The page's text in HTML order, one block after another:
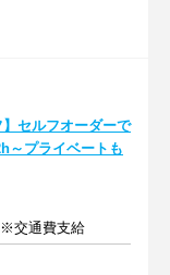
】セルフオーダーで
～プライベートも
※交通費支給